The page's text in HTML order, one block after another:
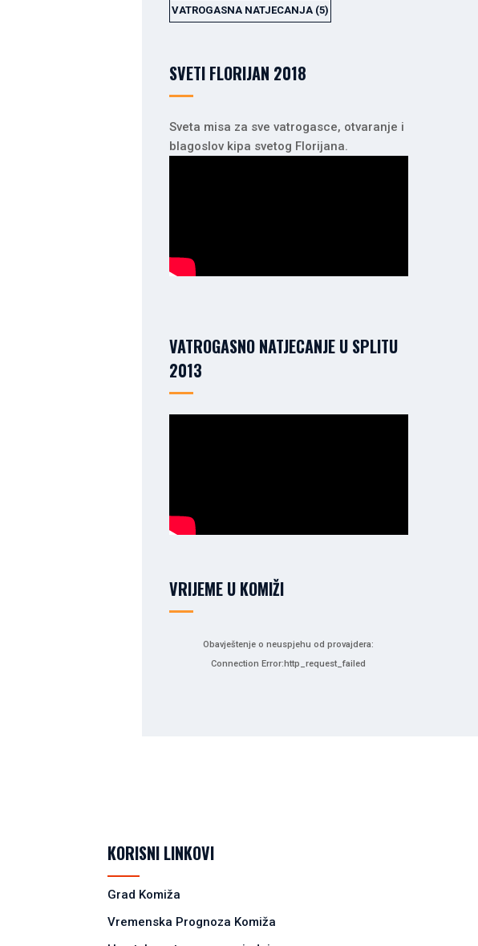
VATROGASNA NATJECANJA(5)
SVETI FLORIJAN 2018
Sveta misa za sve vatrogasce, otvaranje i
blagoslov kipa svetog Florijana.
VATROGASNO NATJECANJE U SPLITU
2013
VRIJEME U KOMIŽI
Obavještenje o neuspjehu od provajdera:
Connection Error:http_request_failed
KORISNI LINKOVI
Grad Komiža
Vremenska Prognoza Komiža